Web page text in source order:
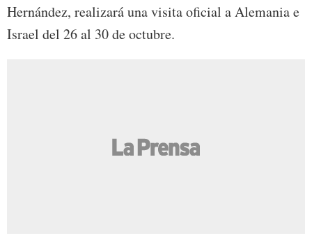
Hernández, realizará una visita oficial a Alemania e
Israel del 26 al 30 de octubre.